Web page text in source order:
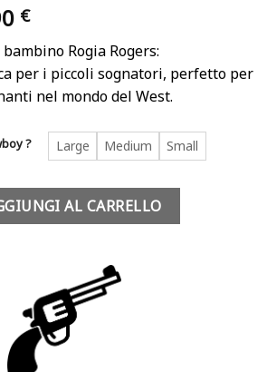
€.
€Il
prezzo
attuale
è:
69,90 €.
Rogia Rogers:
per i piccoli sognatori, perfetto per
nel mondo del West.
? Large Medium Small
- Rogia Rogers quantità
AL CARRELLO